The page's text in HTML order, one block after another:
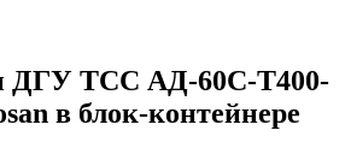
ДГУ ТСС АД-60С-Т400-
в блок-контейнере